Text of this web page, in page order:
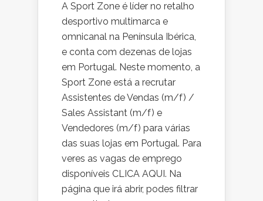
A Sport Zone é líder no retalho
desportivo multimarca e
omnicanal na Península Ibérica,
e conta com dezenas de lojas
em Portugal. Neste momento, a
Sport Zone está a recrutar
Assistentes de Vendas (m/f) /
Sales Assistant (m/f) e
Vendedores (m/f) para várias
das suas lojas em Portugal. Para
veres as vagas de emprego
disponíveis CLICA AQUI. Na
página que irá abrir, podes filtrar